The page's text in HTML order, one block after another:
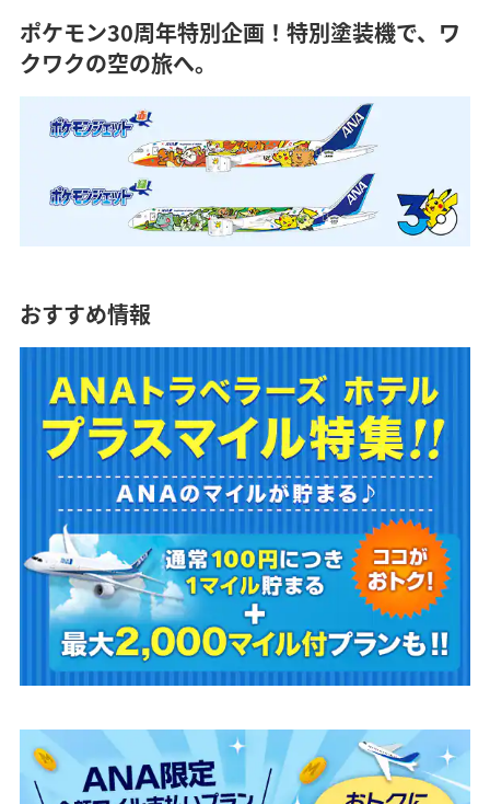
ポケモン30周年特別企画！特別塗装機で、ワ
クワクの空の旅へ。
おすすめ情報